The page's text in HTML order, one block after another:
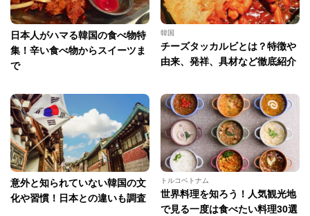
日本人がハマる韓国の食べ物特
集！辛い食べ物からスイーツま
で
韓国
チーズタッカルビとは？特徴や
由来、発祥、具材など徹底紹介
意外と知られていない韓国の文
化や習慣！日本との違いも調査
トルコベトナム
世界料理を知ろう！人気観光地
で見る一度は食べたい料理30選